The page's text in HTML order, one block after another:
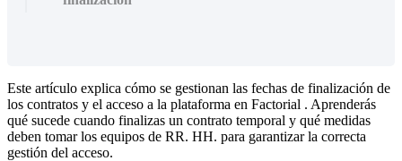
Este artículo explica cómo se gestionan las fechas de finalización de
los contratos y el acceso a la plataforma en Factorial . Aprenderás
qué sucede cuando finalizas un contrato temporal y qué medidas
deben tomar los equipos de RR. HH. para garantizar la correcta
gestión del acceso.